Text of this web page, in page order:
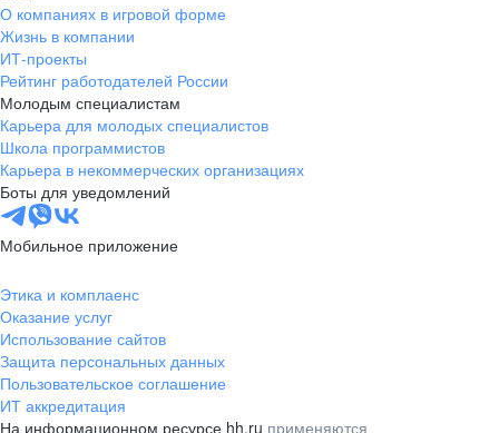
О компаниях в игровой форме
Жизнь в компании
ИТ-проекты
Рейтинг работодателей России
Молодым специалистам
Карьера для молодых специалистов
Школа программистов
Карьера в некоммерческих организациях
Боты для уведомлений
Мобильное приложение
Этика и комплаенс
Оказание услуг
Использование сайтов
Защита персональных данных
Пользовательское соглашение
ИТ аккредитация
На информационном ресурсе hh.ru применяются